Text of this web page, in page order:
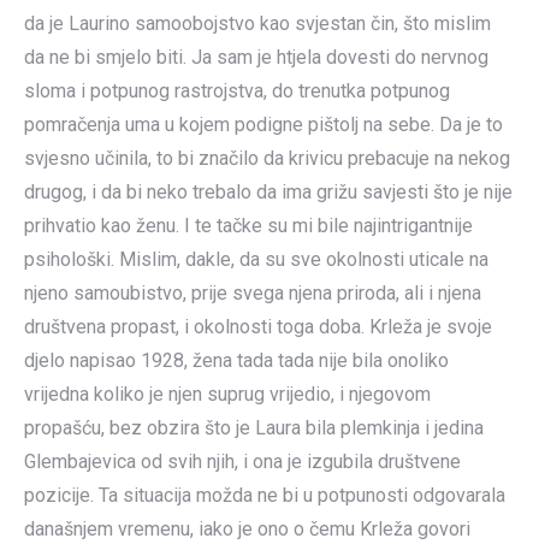
da je Laurino samoobojstvo kao svjestan čin, što mislim
da ne bi smjelo biti. Ja sam je htjela dovesti do nervnog
sloma i potpunog rastrojstva, do trenutka potpunog
pomračenja uma u kojem podigne pištolj na sebe. Da je to
svjesno učinila, to bi značilo da krivicu prebacuje na nekog
drugog, i da bi neko trebalo da ima grižu savjesti što je nije
prihvatio kao ženu. I te tačke su mi bile najintrigantnije
psihološki. Mislim, dakle, da su sve okolnosti uticale na
njeno samoubistvo, prije svega njena priroda, ali i njena
društvena propast, i okolnosti toga doba. Krleža je svoje
djelo napisao 1928, žena tada tada nije bila onoliko
vrijedna koliko je njen suprug vrijedio, i njegovom
propašću, bez obzira što je Laura bila plemkinja i jedina
Glembajevica od svih njih, i ona je izgubila društvene
pozicije. Ta situacija možda ne bi u potpunosti odgovarala
današnjem vremenu, iako je ono o čemu Krleža govori